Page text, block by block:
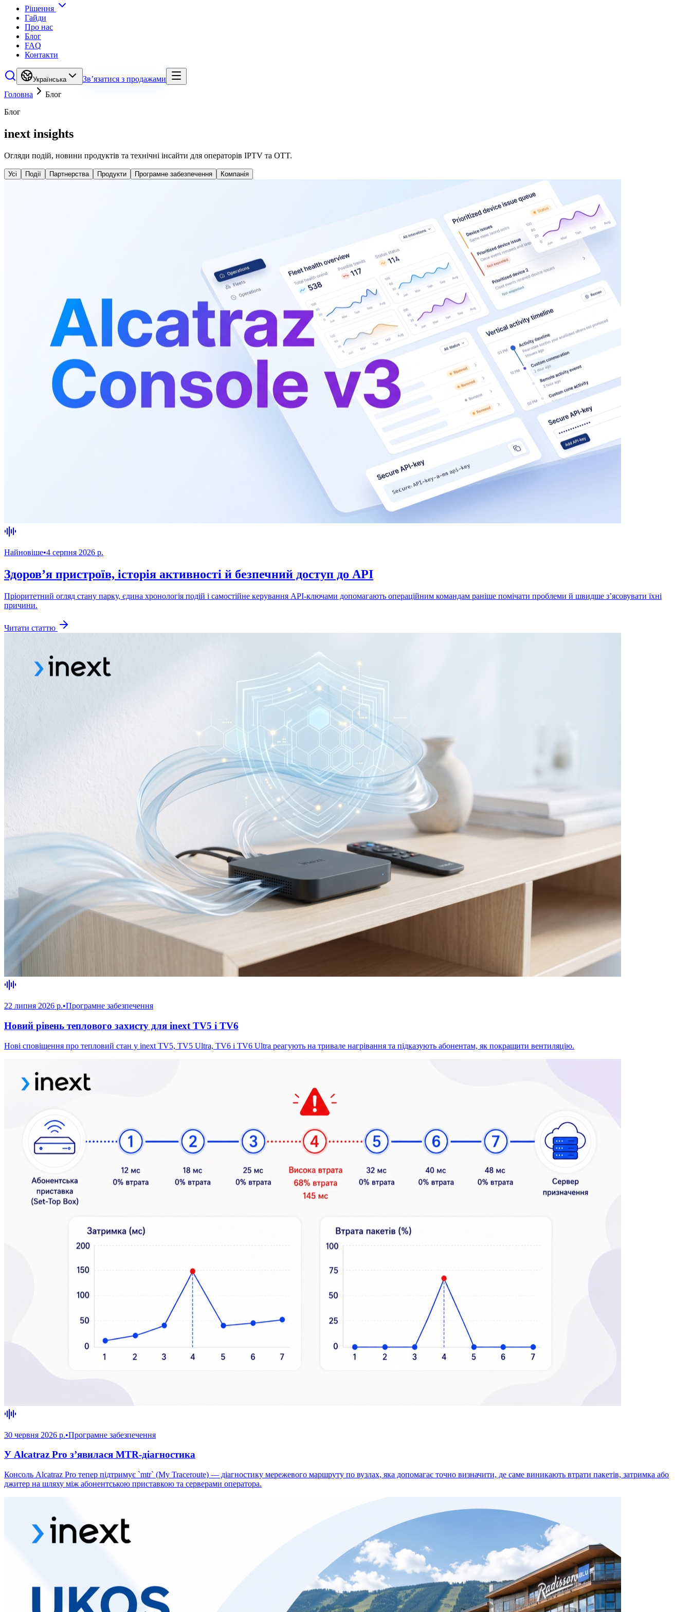
Рішення
Гайди
Про нас
Блог
FAQ
Контакти
Українська
Зв’язатися з продажами
Головна
Блог
Блог
inext insights
Огляди подій, новини продуктів та технічні інсайти для операторів IPTV та OTT.
Усі Події Партнерства Продукти Програмне забезпечення Компанія
Найновіше•4 серпня 2026 р.
Здоров’я пристроїв, історія активності й безпечний доступ до API
Пріоритетний огляд стану парку, єдина хронологія подій і самостійне керування API-ключами допомагають операційним командам раніше помічати проблеми й швидше з’ясовувати їхні
причини.
Читати статтю
22 липня 2026 р.•Програмне забезпечення
Новий рівень теплового захисту для inext TV5 і TV6
Нові сповіщення про тепловий стан у inext TV5, TV5 Ultra, TV6 і TV6 Ultra реагують на тривале нагрівання та підказують абонентам, як покращити вентиляцію.
30 червня 2026 р.•Програмне забезпечення
У Alcatraz Pro з’явилася MTR-діагностика
Консоль Alcatraz Pro тепер підтримує `mtr` (My Traceroute) — діагностику мережевого маршруту по вузлах, яка допомагає точно визначити, де саме виникають втрати пакетів, затримка або
джитер на шляху між абонентською приставкою та серверами оператора.